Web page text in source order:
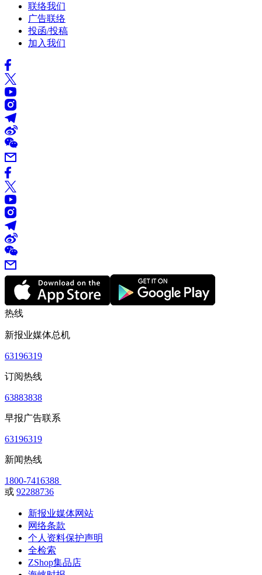
联络我们
广告联络
投函/投稿
加入我们
热线
新报业媒体总机
63196319
订阅热线
63883838
早报广告联系
63196319
新闻热线
1800-7416388
或 92288736
新报业媒体网站
网络条款
个人资料保护声明
全检索
ZShop集品店